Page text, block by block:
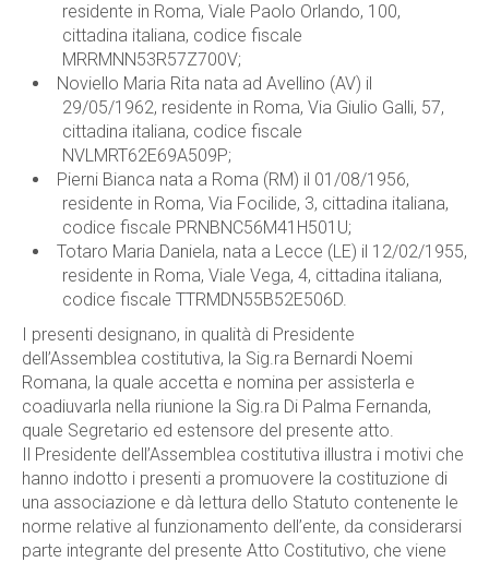
residente in Roma, Viale Paolo Orlando, 100,
cittadina italiana, codice fiscale
MRRMNN53R57Z700V;
Noviello Maria Rita nata ad Avellino (AV) il
29/05/1962, residente in Roma, Via Giulio Galli, 57,
cittadina italiana, codice fiscale
NVLMRT62E69A509P;
Pierni Bianca nata a Roma (RM) il 01/08/1956,
residente in Roma, Via Focilide, 3, cittadina italiana,
codice fiscale PRNBNC56M41H501U;
Totaro Maria Daniela, nata a Lecce (LE) il 12/02/1955,
residente in Roma, Viale Vega, 4, cittadina italiana,
codice fiscale TTRMDN55B52E506D.
I presenti designano, in qualità di Presidente
dell’Assemblea costitutiva, la Sig.ra Bernardi Noemi
Romana, la quale accetta e nomina per assisterla e
coadiuvarla nella riunione la Sig.ra Di Palma Fernanda,
quale Segretario ed estensore del presente atto.
Il Presidente dell’Assemblea costitutiva illustra i motivi che
hanno indotto i presenti a promuovere la costituzione di
una associazione e dà lettura dello Statuto contenente le
norme relative al funzionamento dell’ente, da considerarsi
parte integrante del presente Atto Costitutivo, che viene